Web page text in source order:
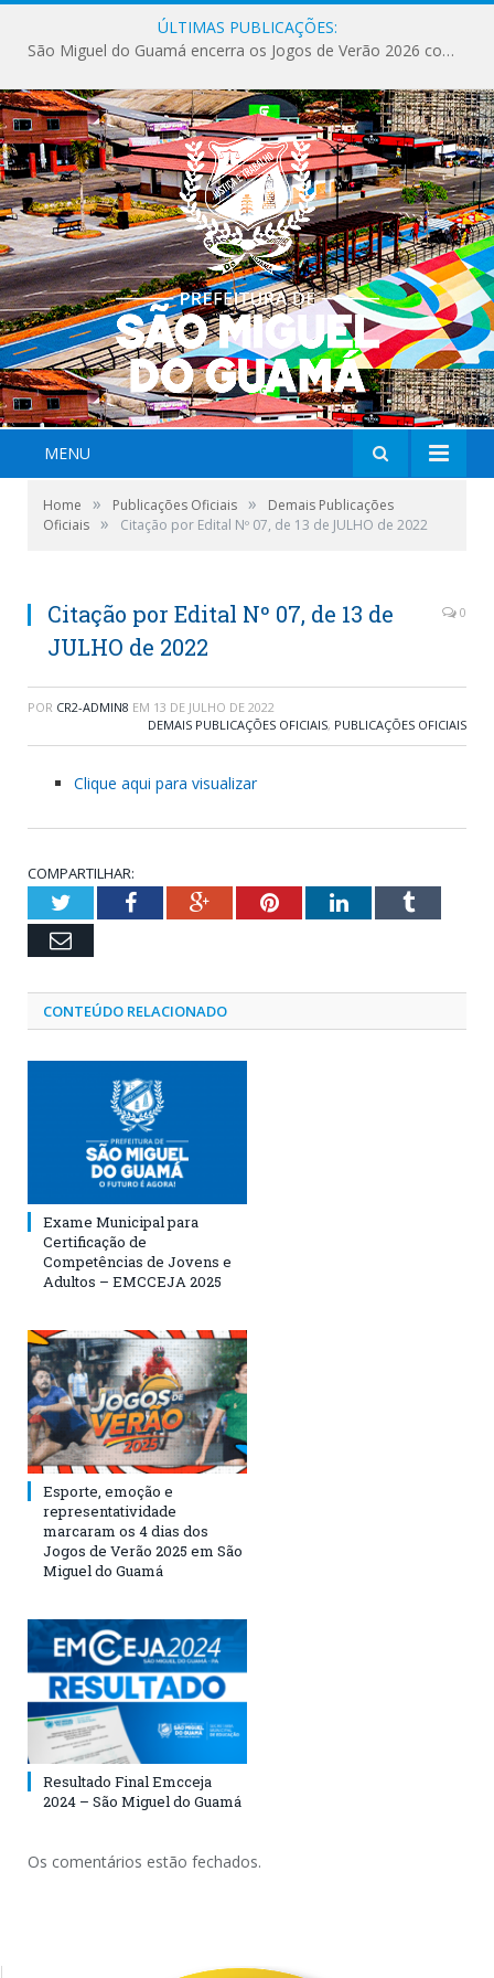
ÚLTIMAS PUBLICAÇÕES:
São Miguel do Guamá encerra os Jogos de Verão 2026 com sucesso de público e competições.
MENU
Home » Publicações Oficiais »
Demais Publicações
Oficiais » Citação por Edital Nº 07, de 13 de JULHO de 2022
Citação por Edital Nº 07, de 13 de
JULHO de 2022
0
POR CR2-ADMIN8 EM 13 DE JULHO DE 2022
DEMAIS PUBLICAÇÕES OFICIAIS, PUBLICAÇÕES OFICIAIS
Clique aqui para visualizar
COMPARTILHAR:
TwitterFacebookGoogle+PinterestLinkedInTumblr
Email
CONTEÚDO RELACIONADO
Exame Municipal para
Certificação de
Competências de Jovens e
Adultos – EMCCEJA 2025
Esporte, emoção e
representatividade
marcaram os 4 dias dos
Jogos de Verão 2025 em São
Miguel do Guamá
Resultado Final Emcceja
2024 – São Miguel do Guamá
Os comentários estão fechados.